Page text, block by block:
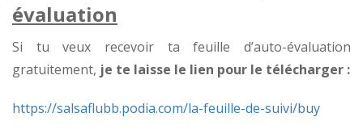
évaluation
Si tu veux recevoir ta feuille d’auto-évaluation
gratuitement, je te laisse le lien pour le télécharger :
https://salsaflubb.podia.com/la-feuille-de-suivi/buy